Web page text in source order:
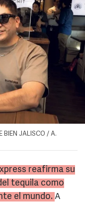
JALISCO / A.
reafirma su
tequila como
el mundo. A